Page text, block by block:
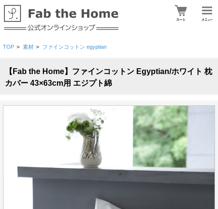
TOP > 素材 > ファインコットン egyptian
【Fab the Home】ファインコットン Egyptian/ホワイト 枕
カバー 43×63cm用 エジプト綿